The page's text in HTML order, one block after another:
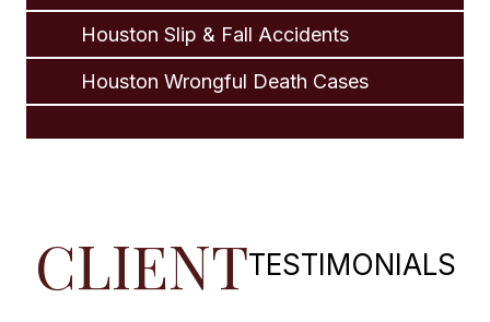
Houston Slip & Fall Accidents
Houston Wrongful Death Cases
CLIENTTESTIMONIALS